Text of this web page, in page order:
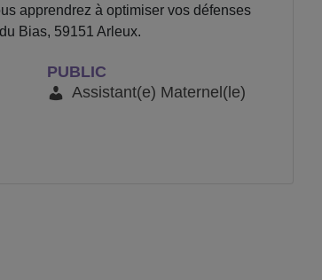
apprendrez à optimiser vos défenses
Bias, 59151 Arleux.
PUBLIC
Assistant(e) Maternel(le)